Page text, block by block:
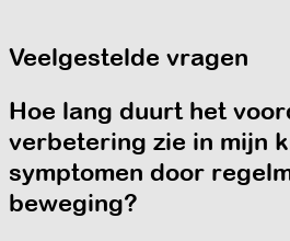
Veelgestelde vragen
Hoe lang duurt het
verbetering zie in mijn
symptomen door
beweging?